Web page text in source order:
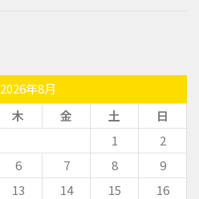
2026年8月
木 金 土
日
1
2
6 7 8
9
13 14 15
16